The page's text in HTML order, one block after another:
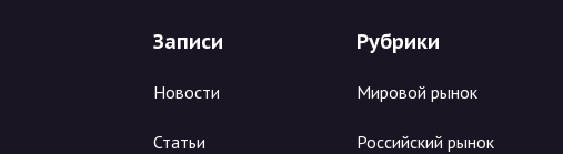
Записи
Новости
Статьи
Рубрики
Мировой рынок
Российский рынок